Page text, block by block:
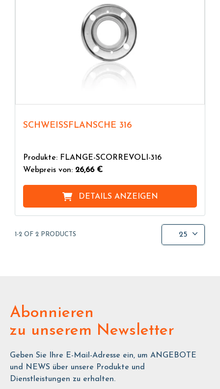
SCHWEISSFLANSCHE 316
Produkte: FLANGE-SCORREVOLI-316
Webpreis von: 26,66 €
DETAILS ANZEIGEN
1-2 OF 2 PRODUCTS 25
Abonnieren
zu unserem Newsletter
Geben Sie Ihre E-Mail-Adresse ein, um ANGEBOTE
und NEWS über unsere Produkte und
Dienstleistungen zu erhalten.